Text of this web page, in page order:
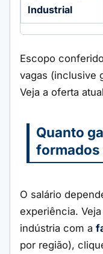
Industrial
Escopo
vagas (inclusive
Veja a oferta
Quanto
formados
O salário
experiência.
indústria com a
por região),